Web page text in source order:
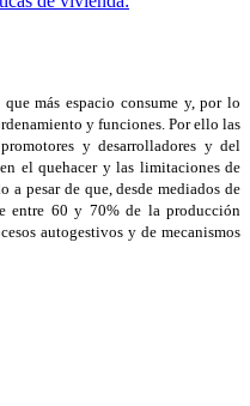
más espacio consume y, por lo
y funciones. Por ello las
y desarrolladores y del
el quehacer y las limitaciones de
a pesar de que, desde mediados de
entre 60 y 70% de la producción
autogestivos y de mecanismos